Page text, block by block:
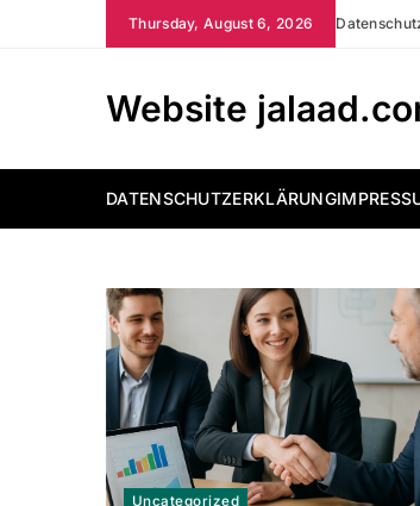
Thursday, August 6, 2026
Website
DATENSCHUTZERKLÄRUNG
Uncategorized